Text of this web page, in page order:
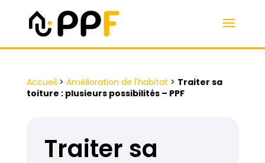
Accueil > Amélioration de l'habitat > Traiter sa
toiture : plusieurs possibilités – PPF
Traiter sa